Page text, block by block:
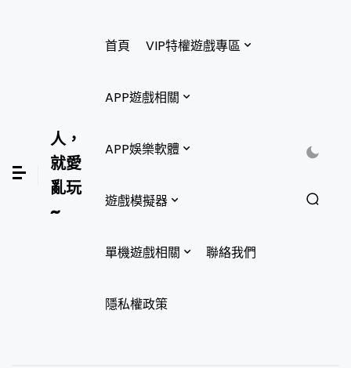
人，
就愛
亂玩
~
首頁 VIP特權遊戲專區
APP遊戲相關
APP娛樂軟體
遊戲模擬器
單機遊戲相關 聯絡我們
隱私權政策